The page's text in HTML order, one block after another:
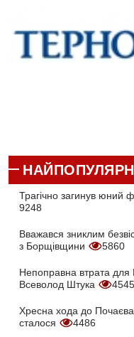
Трагічно загинув юний
9248
Вважався зниклим
з Борщівщини
5860
Непоправна втрата для
Всеволод Штука
4545
Хресна хода до
сталося
4486